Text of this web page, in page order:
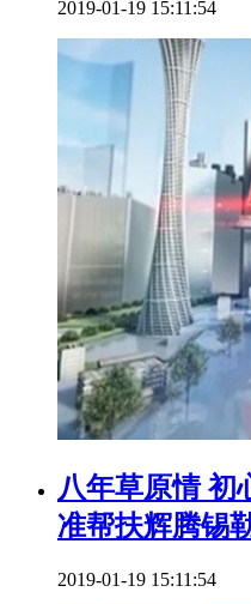
2019-01-19 15:11:54
八年草原情 初
准帮扶辉腾锡
2019-01-19 15:11:54